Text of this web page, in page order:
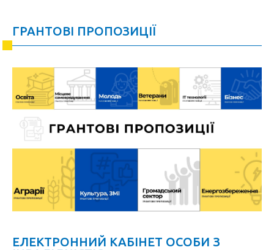
ГРАНТОВІ ПРОПОЗИЦІЇ
ЕЛЕКТРОННИЙ КАБІНЕТ ОСОБИ З